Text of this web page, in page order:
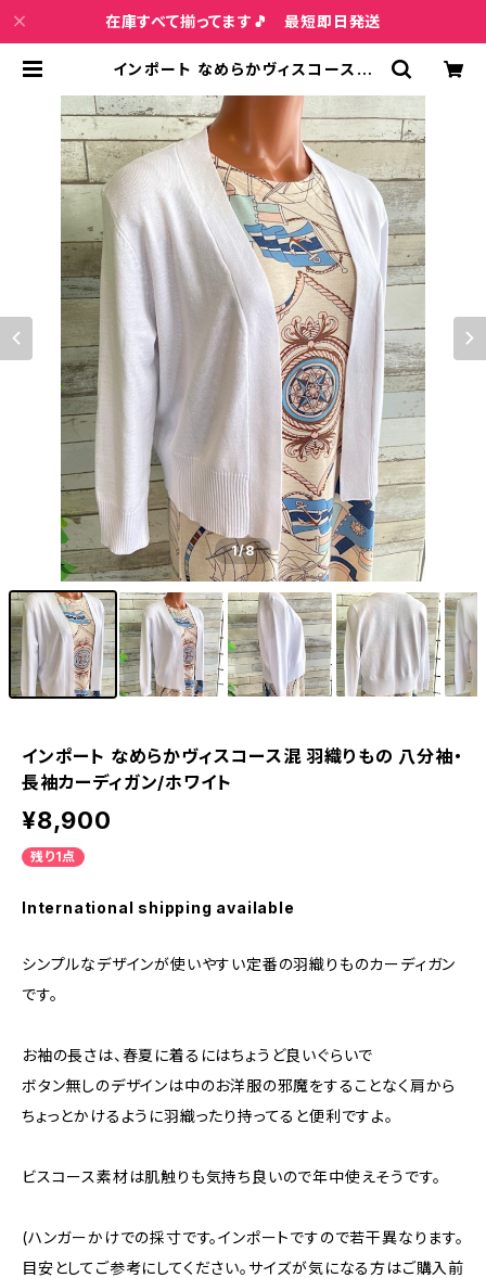
在庫すべて揃ってます🎵 最短即日発送
インポート なめらかヴィスコース混
ン/ホワイト | インポートファッション
＆ジュエリー Wish Bone VIP
1/8
インポート なめらかヴィスコース混 羽織りもの 八分袖・
長袖カーディガン/ホワイト
¥8,900
残り1点
International shipping available
シンプルなデザインが使いやすい定番の羽織りものカーディガン
です。
お袖の長さは、春夏に着るにはちょうど良いぐらいで
ボタン無しのデザインは中のお洋服の邪魔をすることなく肩から
ちょっとかけるように羽織ったり持ってると便利ですよ。
ビスコース素材は肌触りも気持ち良いので年中使えそうです。
(ハンガーかけでの採寸です。インポートですので若干異なります。
目安としてご参考にしてください。サイズが気になる方はご購入前